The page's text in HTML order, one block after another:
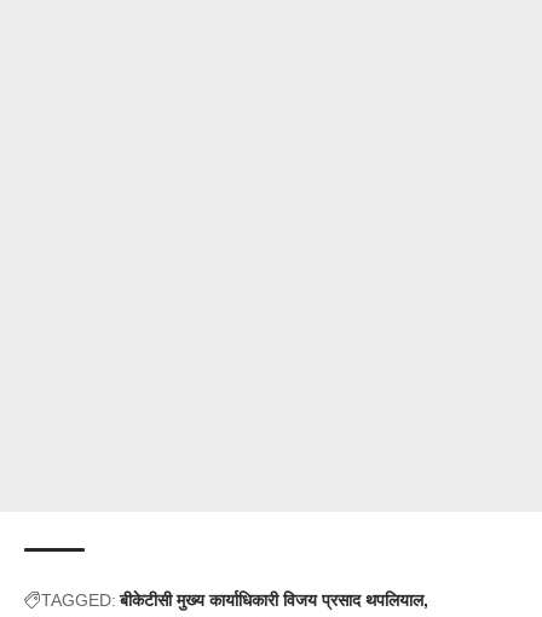
TAGGED: बीकेटीसी मुख्य कार्याधिकारी विजय प्रसाद थपलियाल